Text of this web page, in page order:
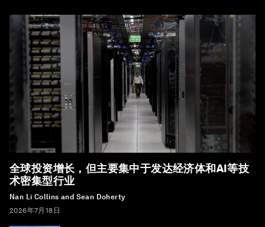
全球投资增长，但主要集中于发达经济体和AI等技
术密集型行业
Nan Li Collins and Sean Doherty
2026年7月18日